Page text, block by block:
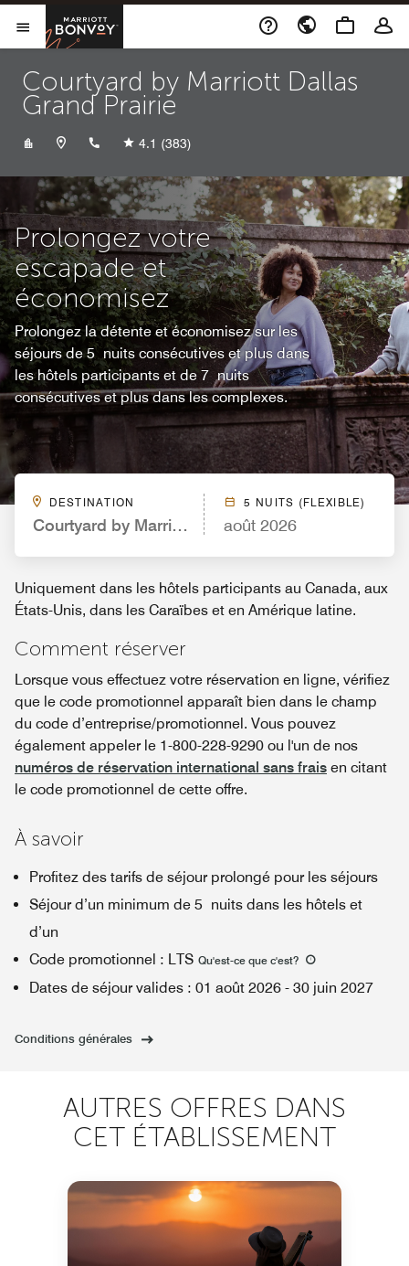
Skip to Content
Ouvrir le menu
Marriott Bonvoy
Courtyard by Marriott Dallas
Grand Prairie
+19728075500
4.1 (383)
Prolongez votre
escapade et
économisez
Prolongez la détente et économisez sur les
séjours de 5 nuits consécutives et plus dans
les hôtels participants et de 7 nuits
consécutives et plus dans les complexes.
DESTINATION
Courtyard by Marriott Dallas Grand Prairie
5 NUITS (FLEXIBLE)
août 2026
Uniquement dans les hôtels participants au Canada, aux
États-Unis, dans les Caraïbes et en Amérique latine.
Comment réserver
Lorsque vous effectuez votre réservation en ligne, vérifiez
que le code promotionnel apparaît bien dans le champ
du code d’entreprise/promotionnel. Vous pouvez
également appeler le 1-800-228-9290 ou l'un de nos
numéros de réservation international sans frais en citant
le code promotionnel de cette offre.
À savoir
Profitez des tarifs de séjour prolongé pour les séjours
Séjour d’un minimum de 5 nuits dans les hôtels et
d’un
Code promotionnel : LTS Qu'est-ce que c'est?
Dates de séjour valides : 01 août 2026 - 30 juin 2027
Conditions générales
AUTRES OFFRES DANS
CET ÉTABLISSEMENT